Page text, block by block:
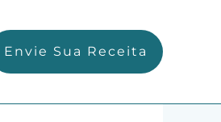
Envie Sua Receita